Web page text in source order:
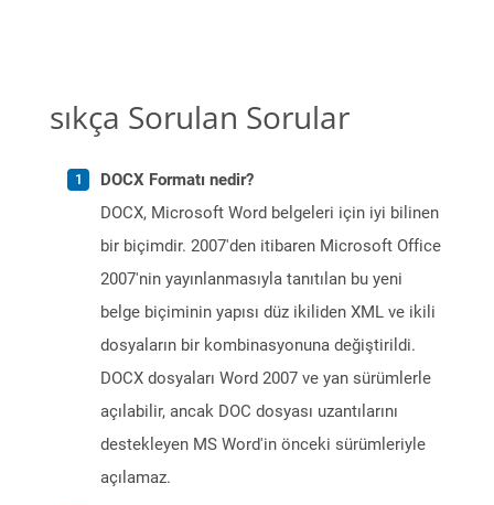
sıkça Sorulan Sorular
DOCX Formatı nedir?
DOCX, Microsoft Word belgeleri için iyi bilinen
bir biçimdir. 2007'den itibaren Microsoft Office
2007'nin yayınlanmasıyla tanıtılan bu yeni
belge biçiminin yapısı düz ikiliden XML ve ikili
dosyaların bir kombinasyonuna değiştirildi.
DOCX dosyaları Word 2007 ve yan sürümlerle
açılabilir, ancak DOC dosyası uzantılarını
destekleyen MS Word'in önceki sürümleriyle
açılamaz.